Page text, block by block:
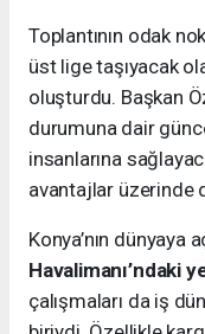
Toplantının odak
üst lige taşıyacak
oluşturdu. Başkan
durumuna dair
insanlarına
avantajlar üzerinde
Konya’nın dünyaya
Havalimanı’ndaki
çalışmaları da iş